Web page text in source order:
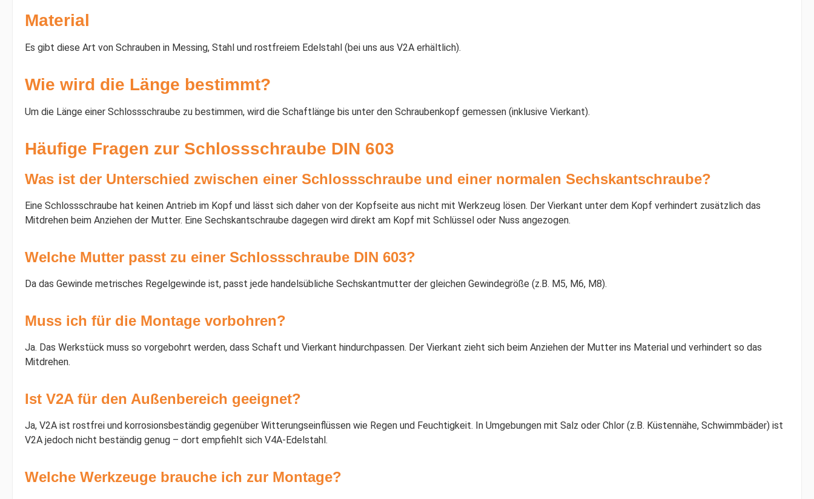
Material
Es gibt diese Art von Schrauben in Messing, Stahl und rostfreiem Edelstahl (bei uns aus V2A erhältlich).
Wie wird die Länge bestimmt?
Um die Länge einer Schlossschraube zu bestimmen, wird die Schaftlänge bis unter den Schraubenkopf gemessen (inklusive Vierkant).
Häufige Fragen zur Schlossschraube DIN 603
Was ist der Unterschied zwischen einer Schlossschraube und einer normalen Sechskantschraube?
Eine Schlossschraube hat keinen Antrieb im Kopf und lässt sich daher von der Kopfseite aus nicht mit Werkzeug lösen. Der Vierkant unter dem Kopf verhindert zusätzlich das
Mitdrehen beim Anziehen der Mutter. Eine Sechskantschraube dagegen wird direkt am Kopf mit Schlüssel oder Nuss angezogen.
Welche Mutter passt zu einer Schlossschraube DIN 603?
Da das Gewinde metrisches Regelgewinde ist, passt jede handelsübliche Sechskantmutter der gleichen Gewindegröße (z.B. M5, M6, M8).
Muss ich für die Montage vorbohren?
Ja. Das Werkstück muss so vorgebohrt werden, dass Schaft und Vierkant hindurchpassen. Der Vierkant zieht sich beim Anziehen der Mutter ins Material und verhindert so das
Mitdrehen.
Ist V2A für den Außenbereich geeignet?
Ja, V2A ist rostfrei und korrosionsbeständig gegenüber Witterungseinflüssen wie Regen und Feuchtigkeit. In Umgebungen mit Salz oder Chlor (z.B. Küstennähe, Schwimmbäder) ist
V2A jedoch nicht beständig genug – dort empfiehlt sich V4A-Edelstahl.
Welche Werkzeuge brauche ich zur Montage?